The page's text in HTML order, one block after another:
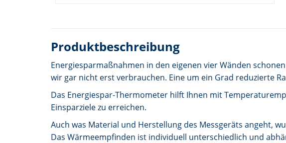
Produktbeschreibung
Energiesparmaßnahmen in den eigenen vier Wänden
wir gar nicht erst verbrauchen. Eine um ein Grad reduzierte
Das Energiespar-Thermometer hilft Ihnen mit
Einsparziele zu erreichen.
Auch was Material und Herstellung des Messgeräts angeht,
Das Wärmeempfinden ist individuell unterschiedlich und